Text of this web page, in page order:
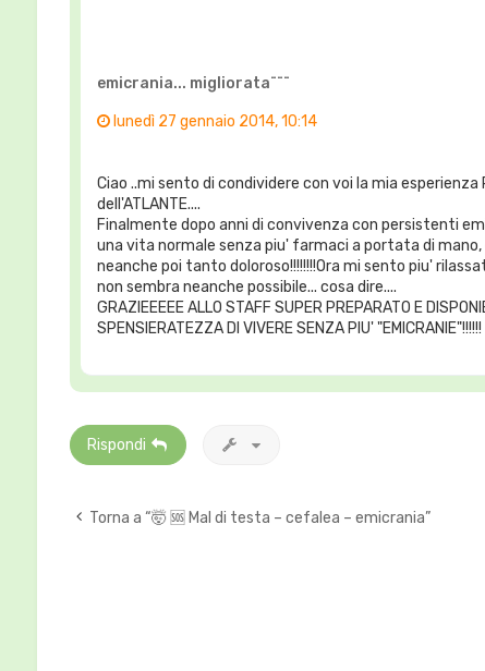
emicrania... migliorata¨¨¨
lunedì 27 gennaio 2014, 10:14
Ciao ..mi sento di condividere con voi la mia
dell'ATLANTE....
Finalmente dopo anni di convivenza con persistenti
una vita normale senza piu' farmaci a portata di
neanche poi tanto doloroso!!!!!!!!Ora mi sento piu'
non sembra neanche possibile... cosa dire....
GRAZIEEEEE ALLO STAFF SUPER PREPARATO E
SPENSIERATEZZA DI VIVERE SENZA PIU' "EMICRANIE"!!!!!!
Rispondi
Torna a “🤯 🆘 Mal di testa – cefalea – emicrania”